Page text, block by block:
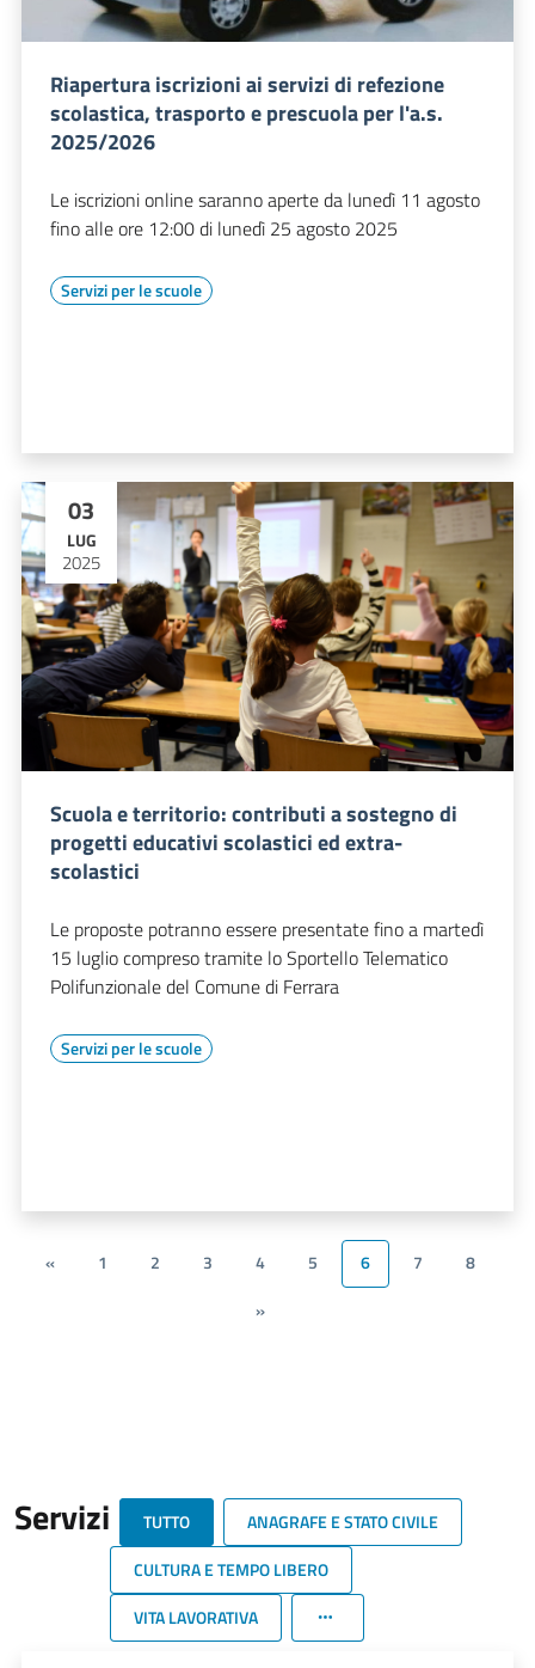
Riapertura iscrizioni ai servizi di refezione
scolastica, trasporto e prescuola per l'a.s.
2025/2026
Le iscrizioni online saranno aperte da lunedì 11 agosto
fino alle ore 12:00 di lunedì 25 agosto 2025
Servizi per le scuole
03
LUG
2025
Scuola e territorio: contributi a sostegno di
progetti educativi scolastici ed extra-
scolastici
Le proposte potranno essere presentate fino a martedì
15 luglio compreso tramite lo Sportello Telematico
Polifunzionale del Comune di Ferrara
Servizi per le scuole
« 1 2 3 4 5 6 7
8
»
Servizi TUTTO
ANAGRAFE E STATO CIVILE
CULTURA E TEMPO LIBERO
VITA LAVORATIVA